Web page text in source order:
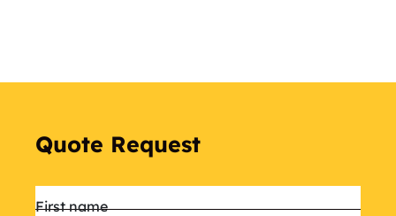
Quote Request
Name*
First name